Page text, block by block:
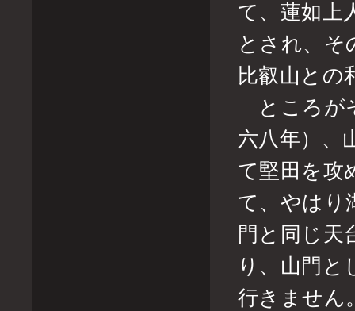
て、蓮如上
とされ、そ
比叡山との
ところが
六八年）、
て堅田を攻
て、やはり
門と同じ天
り、山門と
行きません